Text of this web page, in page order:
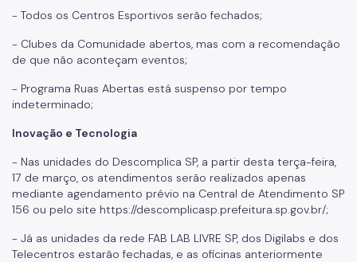
- Todos os Centros Esportivos serão fechados;
- Clubes da Comunidade abertos, mas com a recomendação
de que não aconteçam eventos;
- Programa Ruas Abertas está suspenso por tempo
indeterminado;
Inovação e Tecnologia
- Nas unidades do Descomplica SP, a partir desta terça-feira,
17 de março, os atendimentos serão realizados apenas
mediante agendamento prévio na Central de Atendimento SP
156 ou pelo site https://descomplicasp.prefeitura.sp.gov.br/;
- Já as unidades da rede FAB LAB LIVRE SP, dos Digilabs e dos
Telecentros estarão fechadas, e as oficinas anteriormente